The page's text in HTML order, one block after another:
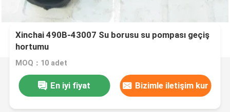
Xinchai 490B-43007 Su borusu su pompası geçiş
hortumu
MOQ：10 adet
En iyi fiyat Bizimle iletişim kur